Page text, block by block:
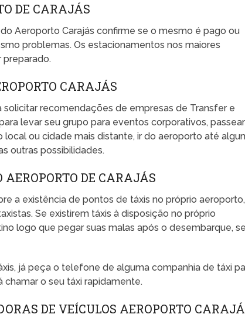
DE CARAJÁS
Aeroporto Carajás confirme se o mesmo é pago ou
problemas. Os estacionamentos nos maiores
preparado.
CARAJÁS
recomendações de empresas de Transfer e
levar seu grupo para eventos corporativos,
local ou cidade mais distante, ir do aeroporto até
outras possibilidades.
DE CARAJÁS
a existência de pontos de táxis no próprio aeroporto,
Se existirem táxis à disposição no próprio
logo que pegar suas malas após o desembarque,
já peça o telefone de alguma companhia de táxi
chamar o seu táxi rapidamente.
DE VEÍCULOS AEROPORTO